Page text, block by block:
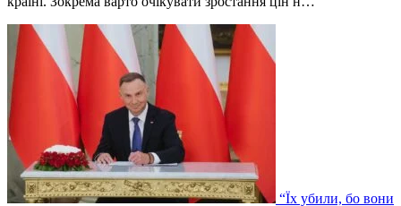
“Їх убили, бо вони